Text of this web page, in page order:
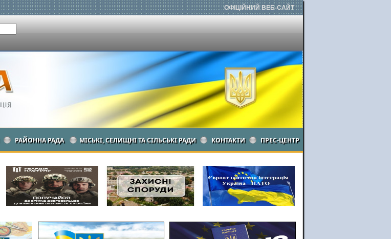
ОФІЦІЙНИЙ ВЕБ-САЙТ
РАЙОННА РАДА МІСЬКІ, СЕЛИЩНІ ТА СІЛЬСЬКІ РАДИ КОНТАКТИ ПРЕС-ЦЕНТР